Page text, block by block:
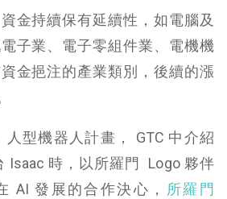
金持續保有延續性，如電腦及
子業、電子零組件業、電機機
金挹注的產業類別，後續的漲
人型機器人計畫， GTC 中介紹
Isaac 時，以所羅門 Logo 夥伴
AI 發展的合作決心， 所羅門